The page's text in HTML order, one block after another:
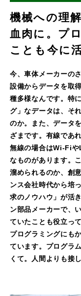
機械への理
血肉に。プ
ことも今に
今、車体メーカーの
設備からデータを取
種多様なんです。特
グ」なデータは、そ
のか。また、データ
ざまです。有線であ
無線の場合はWi-Fiや
なものがあります。
溜められるのか、創
ンス会社時代から培
求のノウハウ」が活
ン部品メーカーで、
ていたことも役立っ
プログラミングにも
ています。プログラ
くて。人間よりも接